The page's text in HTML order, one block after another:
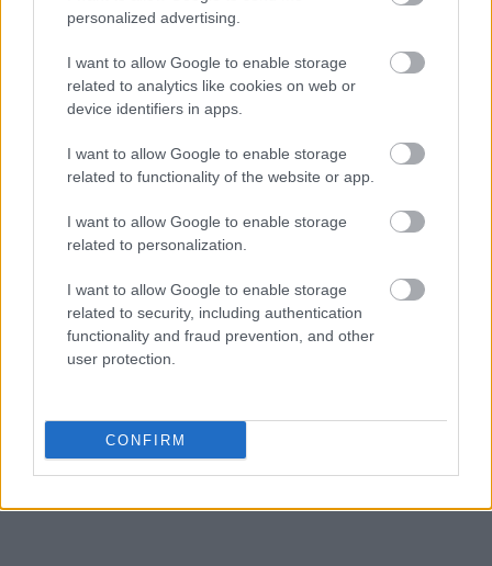
personalized advertising.
I want to allow Google to enable storage
related to analytics like cookies on web or
device identifiers in apps.
I want to allow Google to enable storage
related to functionality of the website or app.
I want to allow Google to enable storage
related to personalization.
I want to allow Google to enable storage
related to security, including authentication
functionality and fraud prevention, and other
user protection.
CONFIRM